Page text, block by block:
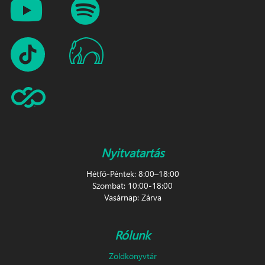
Nyitvatartás
Hétfő-Péntek: 8:00–18:00
Szombat: 10:00-18:00
Vasárnap: Zárva
Rólunk
Zöldkönyvtár